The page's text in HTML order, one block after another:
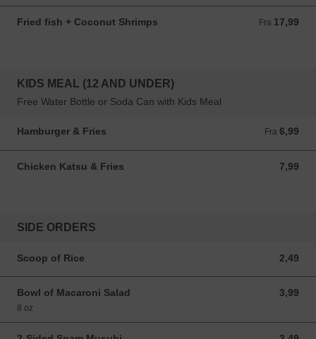
Fried fish + Coconut Shrimps Fra 17,99
Fra 17,99 USD
KIDS MEAL (12 AND UNDER)
Free Water Bottle or Soda Can with Kids Meal
Hamburger & Fries Fra 6,99
Fra 6,99 USD
Chicken Katsu & Fries 7,99
7,99 USD
SIDE ORDERS
Scoop of Rice 2,49
2,49 USD
Bowl of Macaroni Salad 3,99
3,99 USD
8 oz